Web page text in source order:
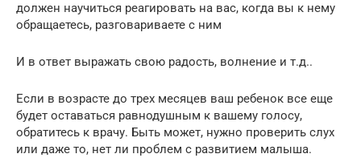
должен научиться реагировать на вас, когда вы к нему
обращаетесь, разговариваете с ним
И в ответ выражать свою радость, волнение и т.д..
Если в возрасте до трех месяцев ваш ребенок все еще
будет оставаться равнодушным к вашему голосу,
обратитесь к врачу. Быть может, нужно проверить слух
или даже то, нет ли проблем с развитием малыша.